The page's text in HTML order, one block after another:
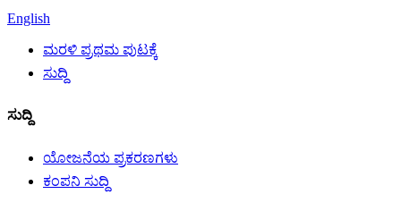
English
ಮರಳಿ ಪ್ರಥಮ ಪುಟಕ್ಕೆ
ಸುದ್ದಿ
ಸುದ್ದಿ
ಯೋಜನೆಯ ಪ್ರಕರಣಗಳು
ಕಂಪನಿ ಸುದ್ದಿ